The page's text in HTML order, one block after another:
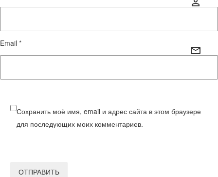
Email *
Сохранить моё имя, email и адрес сайта в этом браузере
для последующих моих комментариев.
ОТПРАВИТЬ